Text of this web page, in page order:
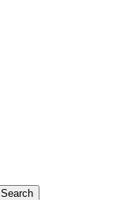
Search